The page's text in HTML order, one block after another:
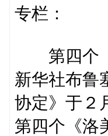
专栏：
第四个《
新华社布鲁
协定》于２
第四个《洛